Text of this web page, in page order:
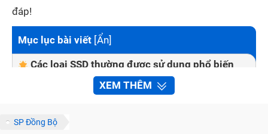
đáp!
Mục lục bài viết [Ẩn]
Các loại SSD thường được sử dụng phổ biến
NVMe SSD
XEM THÊM
SP Đồng Bộ